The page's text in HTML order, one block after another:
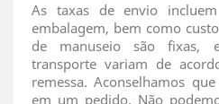
As taxas de envio
embalagem, bem como
de manuseio são fixas,
transporte variam de
remessa. Aconselhamos
em um pedido. Não